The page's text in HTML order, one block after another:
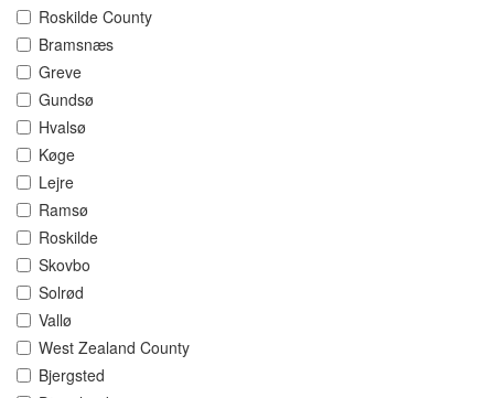
Roskilde County
Bramsnæs
Greve
Gundsø
Hvalsø
Køge
Lejre
Ramsø
Roskilde
Skovbo
Solrød
Vallø
West Zealand County
Bjergsted